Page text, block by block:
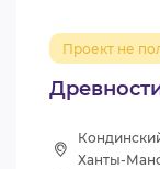
Проект не
Ханты-